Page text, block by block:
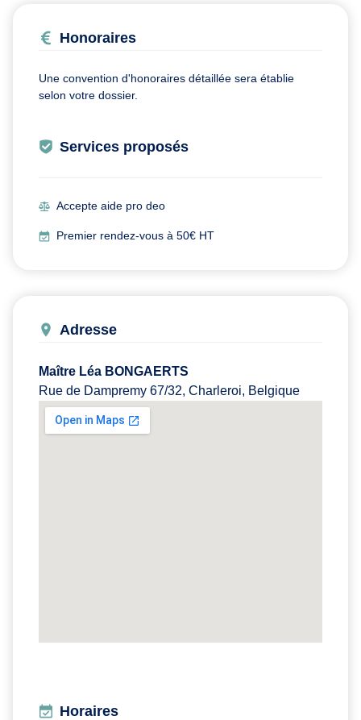
Honoraires
Une convention d'honoraires détaillée sera établie
selon votre dossier.
Services proposés
Accepte aide pro deo
Premier rendez-vous à 50€ HT
Adresse
Maître Léa BONGAERTS
Rue de Dampremy 67/32, Charleroi, Belgique
Horaires